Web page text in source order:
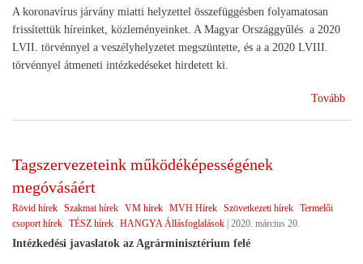
A koronavírus járvány miatti helyzettel összefüggésben folyamatosan
frissítettük híreinket, közleményeinket. A Magyar Országgyűlés a 2020
LVII. törvénnyel a veszélyhelyzetet megszüntette, és a a 2020 LVIII.
törvénnyel átmeneti intézkedéseket hirdetett ki.
Tovább
Tagszervezeteink működéképességének
megóvásáért
Rövid hírek Szakmai hírek VM hírek MVH Hírek Szövetkezeti hírek Termelői
csoport hírek TÉSZ hírek HANGYA Állásfoglalások | 2020. március 20.
Intézkedési javaslatok az Agrárminisztérium felé